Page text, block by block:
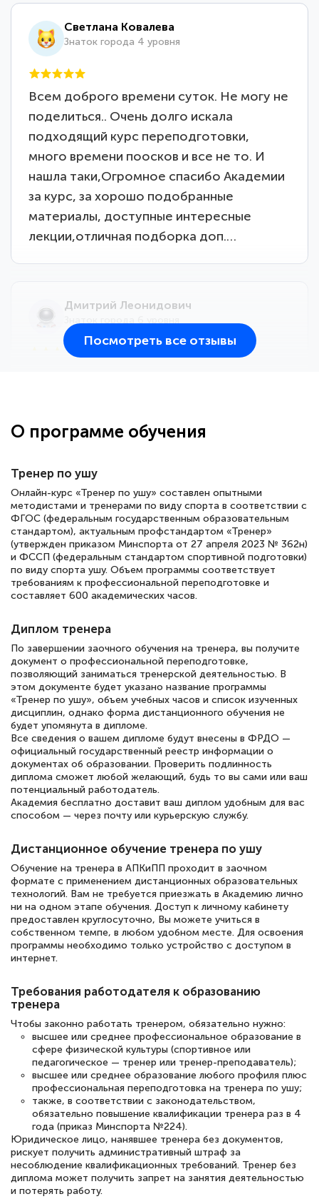
Светлана Ковалева
Знаток города 4 уровня
Всем доброго времени суток. Не могу не
поделиться.. Очень долго искала
подходящий курс переподготовки,
много времени поосков и все не то. И
нашла таки,Огромное спасибо Академии
за курс, за хорошо подобранные
материалы, доступные интересные
лекции,отличная подборка доп.…
Дмитрий Леонидович
большое количество методических
сдачи итоговой аттестации. Спасибо
Елена Кравченко
Знаток города 5 уровня
18 марта 2026
повышения квалификации "Эксперт ЕГЭ по
русскому языку и литературе". Много
полезных материалов помогли
подготовиться к тестированию. Это
книги, методические рекомендации,
статьи. Времени на подготовку
достаточно. Курс помогает пройти
аттестацию в школе. Спасибо!
Евгения Коротких
Знаток города 2 уровня
12 марта 2026
Спасибо большое Академии! Грамотное,
вежливое сопровождение! Всё чётко и
понятно! Проходила повышение
Елена Петрикс
Знаток города 5 уровня
11 марта 2026
Всем добрый день! Я прошла курс
повышени каалификации по
специальности «Тренер-преподаватель
по тяжелой атлетике»! Хочется
подчеркуть, что при обращении
Посмотреть все отзывы
О программе обучения
Тренер по ушу
Онлайн-курс «Тренер по ушу» составлен опытными
методистами и тренерами по виду спорта в соответствии с
ФГОС (федеральным государственным образовательным
стандартом), актуальным профстандартом «Тренер»
(утвержден приказом Минспорта от 27 апреля 2023 № 362н)
и ФССП (федеральным стандартом спортивной подготовки)
по виду спорта ушу. Объем программы соответствует
требованиям к профессиональной переподготовке и
составляет 600 академических часов.
Диплом тренера
По завершении заочного обучения на тренера, вы получите
документ о профессиональной переподготовке,
позволяющий заниматься тренерской деятельностью. В
этом документе будет указано название программы
«Тренер по ушу», объем учебных часов и список изученных
дисциплин, однако форма дистанционного обучения не
будет упомянута в дипломе.
Все сведения о вашем дипломе будут внесены в ФРДО —
официальный государственный реестр информации о
документах об образовании. Проверить подлинность
диплома сможет любой желающий, будь то вы сами или ваш
потенциальный работодатель.
Академия бесплатно доставит ваш диплом удобным для вас
способом — через почту или курьерскую службу.
Дистанционное обучение тренера по ушу
Обучение на тренера в АПКиПП проходит в заочном
формате с применением дистанционных образовательных
технологий. Вам не требуется приезжать в Академию лично
ни на одном этапе обучения. Доступ к личному кабинету
предоставлен круглосуточно, Вы можете учиться в
собственном темпе, в любом удобном месте. Для освоения
программы необходимо только устройство с доступом в
интернет.
Требования работодателя к образованию
тренера
Чтобы законно работать тренером, обязательно нужно:
высшее или среднее профессиональное образование в
сфере физической культуры (спортивное или
педагогическое — тренер или тренер-преподаватель);
высшее или среднее образование любого профиля плюс
профессиональная переподготовка на тренера по ушу;
также, в соответствии с законодательством,
обязательно повышение квалификации тренера раз в 4
года (приказ Минспорта №224).
Юридическое лицо, нанявшее тренера без документов,
рискует получить административный штраф за
несоблюдение квалификационных требований. Тренер без
диплома может получить запрет на занятия деятельностью
и потерять работу.